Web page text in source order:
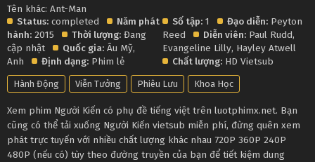
Tên khác: Ant-Man
Status: completed
Năm phát
hành: 2015 Thời lượng: Đang
cập nhật
Quốc gia: Âu Mỹ,
Anh
Định dạng: Phim lẻ
Số tập: 1 Đạo diễn: Peyton
Reed
Diễn viên: Paul Rudd,
Evangeline Lilly, Hayley Atwell
Chất lượng: HD Vietsub
Hành Động Viễn Tưởng Phiêu Lưu Khoa Học
Xem phim Người Kiến có phụ đề tiếng việt trên luotphimx.net. Bạn
cũng có thể tải xuống Người Kiến vietsub miễn phí, đừng quên xem
phát trực tuyến với nhiều chất lượng khác nhau 720P 360P 240P
480P (nếu có) tùy theo đường truyền của bạn để tiết kiệm dung